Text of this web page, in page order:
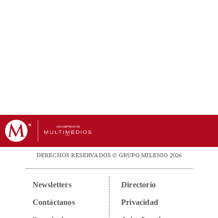
DERECHOS RESERVADOS © GRUPO MILENIO 2026
Newsletters
Contáctanos
Directorio
Privacidad